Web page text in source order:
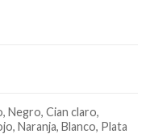
Negro, Cian claro,
Naranja, Blanco, Plata